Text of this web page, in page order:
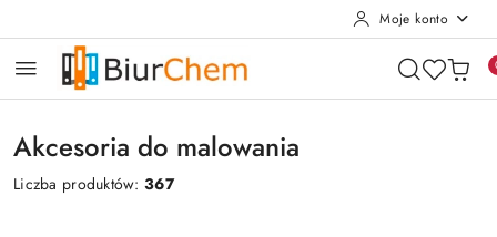
Moje konto
Akcesoria do malowania
Liczba produktów:367